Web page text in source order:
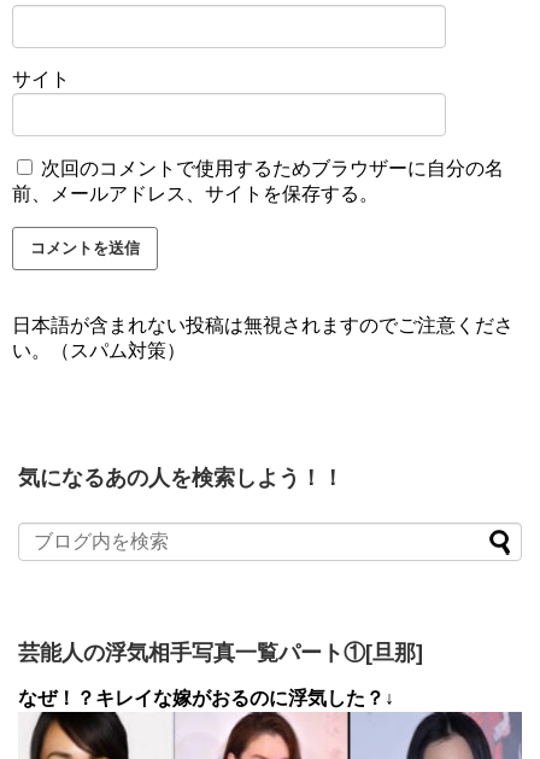
サイト
次回のコメントで使用するためブラウザーに自分の名
前、メールアドレス、サイトを保存する。
日本語が含まれない投稿は無視されますのでご注意くださ
い。（スパム対策）
気になるあの人を検索しよう！！
芸能人の浮気相手写真一覧パート①[旦那]
なぜ！？キレイな嫁がおるのに浮気した？↓